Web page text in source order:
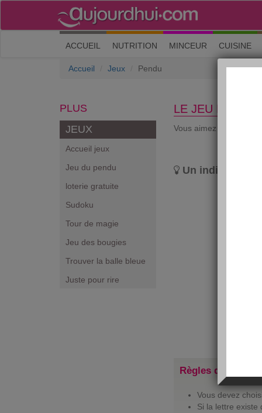
ACCUEIL (current)
NUTRITION MINCEUR CUISINE
Accueil Jeux Pendu
PLUS
JEUX
Accueil jeux
Jeu du pendu
loterie gratuite
Sudoku
Tour de magie
Jeu des bougies
Trouver la balle bleue
Juste pour rire
LE JEU DU
Vous aimez le
Un indice: le
Règles du jeu :
Vous devez
Si la lettre existe